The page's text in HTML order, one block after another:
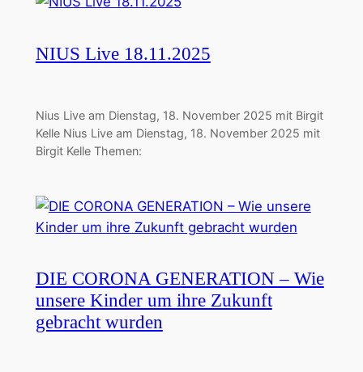
NIUS Live 18.11.2025
Nius Live am Dienstag, 18. November 2025 mit Birgit
Kelle Nius Live am Dienstag, 18. November 2025 mit
Birgit Kelle Themen:
DIE CORONA GENERATION – Wie
unsere Kinder um ihre Zukunft
gebracht wurden